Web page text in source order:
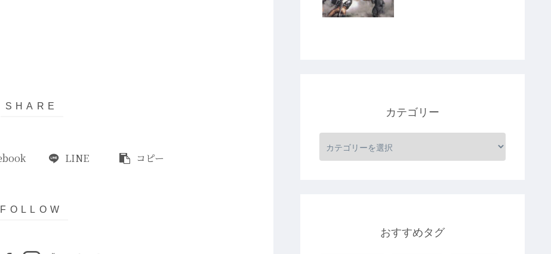
LINE コピー
カテゴリー
おすすめタグ